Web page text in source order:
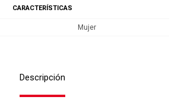
CARACTERÍSTICAS
Mujer
Descripción